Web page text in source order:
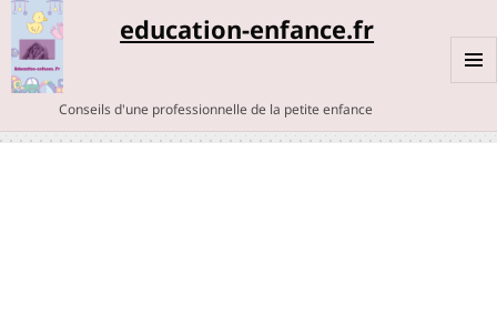
education-enfance.fr
Conseils d'une professionnelle de la petite enfance